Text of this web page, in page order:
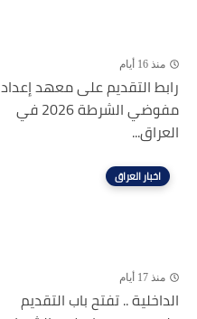
منذ 16 أيام
رابط التقديم على معهد إعداد
مفوضي الشرطة 2026 في
العراق...
اخبار العراق
منذ 17 أيام
الداخلية .. تفتح باب التقديم